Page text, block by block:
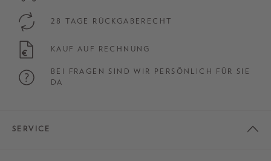
28 TAGE RÜCKGABERECHT
KAUF AUF RECHNUNG
BEI FRAGEN SIND WIR PERSÖNLICH FÜR SIE
DA
SERVICE